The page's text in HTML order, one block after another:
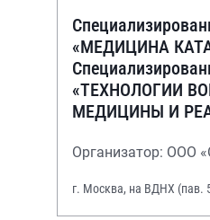
«МЕДИЦИНА
«ТЕХНОЛОГИИ
МЕДИЦИНЫ И
Организатор: ООО
г. Москва, на ВДНХ (пав.